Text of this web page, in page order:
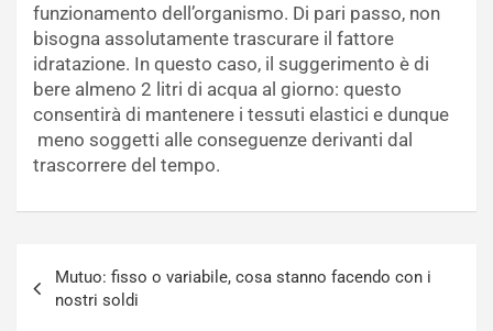
funzionamento dell’organismo. Di pari passo, non
bisogna assolutamente trascurare il fattore
idratazione. In questo caso, il suggerimento è di
bere almeno 2 litri di acqua al giorno: questo
consentirà di mantenere i tessuti elastici e dunque
meno soggetti alle conseguenze derivanti dal
trascorrere del tempo.
articoli
Mutuo: fisso o variabile, cosa stanno facendo con i
nostri soldi